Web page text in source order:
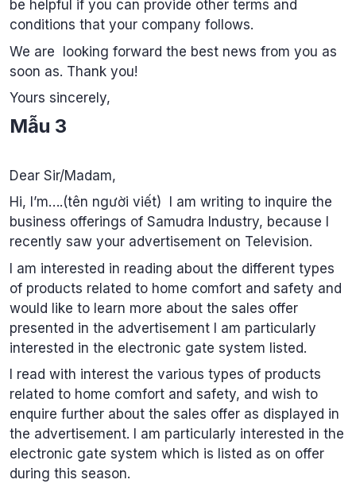
be helpful if you can provide other terms and
conditions that your company follows.
We are looking forward the best news from you as
soon as. Thank you!
Yours sincerely,
Mẫu 3
Dear Sir/Madam,
Hi, I’m….(tên người viết) I am writing to inquire the
business offerings of Samudra Industry, because I
recently saw your advertisement on Television.
I am interested in reading about the different types
of products related to home comfort and safety and
would like to learn more about the sales offer
presented in the advertisement I am particularly
interested in the electronic gate system listed.
I read with interest the various types of products
related to home comfort and safety, and wish to
enquire further about the sales offer as displayed in
the advertisement. I am particularly interested in the
electronic gate system which is listed as on offer
during this season.